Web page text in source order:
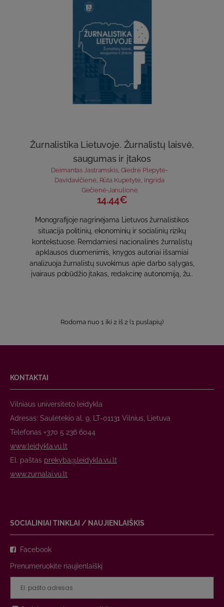
Žurnalistika Lietuvoje. Žurnalistų laisvė,
saugumas ir įtakos
Deimantas Jastramskis, Giedrė Plepytė-
Davidavičienė, Rūta Kupetytė, Ingrida
Gečienė-Janulionė
14.44€
Monografijoje nagrinėjama Lietuvos žurnalistikos
situacija politinių, ekonominių ir socialinių rizikų
kontekstuose. Remdamiesi nacionalinės žurnalistų
apklausos duomenimis, knygos autoriai išsamiai
analizuoja žurnalistų suvokimus apie darbo sąlygas,
įvairaus pobūdžio įtakas, redakcinę autonomiją, žu..
Rodoma nuo 1 iki 2 iš 2 (1 puslapių)
KONTAKTAI
Vilniaus universiteto leidykla
Adresas: Saulėtekio al. 9, LT-01131 Vilnius, Lietuva
Telefonas +370 5 236 6044
www.leidykla.vu.lt
El. paštas prekyba@leidykla.vu.lt
www.zurnalai.vu.lt
SOCIALINIAI TINKLAI / NAUJIENLAIŠKIS
Facebook
Prenumeruokite naujienlaiškį